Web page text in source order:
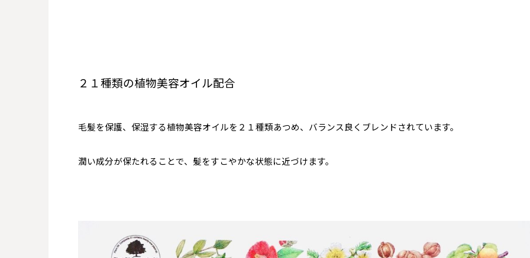
２１種類の植物美容オイル配合
毛髪を保護、保湿する植物美容オイルを２１種類あつめ、バランス良くブレンドされています。
潤い成分が保たれることで、髪をすこやかな状態に近づけます。